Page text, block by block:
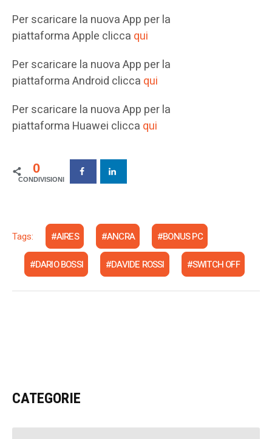
Per scaricare la nuova App per la
piattaforma Apple clicca qui
Per scaricare la nuova App per la
piattaforma Android clicca qui
Per scaricare la nuova App per la
piattaforma Huawei clicca qui
0
Tags: AIRES ANCRA BONUS PC
DARIO BOSSI DAVIDE ROSSI SWITCH OFF
CATEGORIE